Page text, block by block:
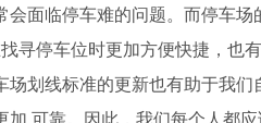
会面临停车难的问题。而停车
寻停车位时更加方便快捷，也
场划线标准的更新也有助于我
加 可靠。因此，我们每个人都